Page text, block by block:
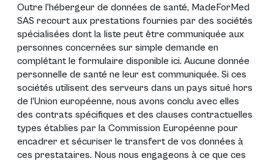
Outre l’hébergeur de données de santé, MadeForMed
SAS recourt aux prestations fournies par des sociétés
spécialisées dont la liste peut être communiquée aux
personnes concernées sur simple demande en
complétant le formulaire disponible ici. Aucune donnée
personnelle de santé ne leur est communiquée. Si ces
sociétés utilisent des serveurs dans un pays situé hors
de l’Union européenne, nous avons conclu avec elles
des contrats spécifiques et des clauses contractuelles
types établies par la Commission Européenne pour
encadrer et sécuriser le transfert de vos données à
ces prestataires. Nous nous engageons à ce que ces